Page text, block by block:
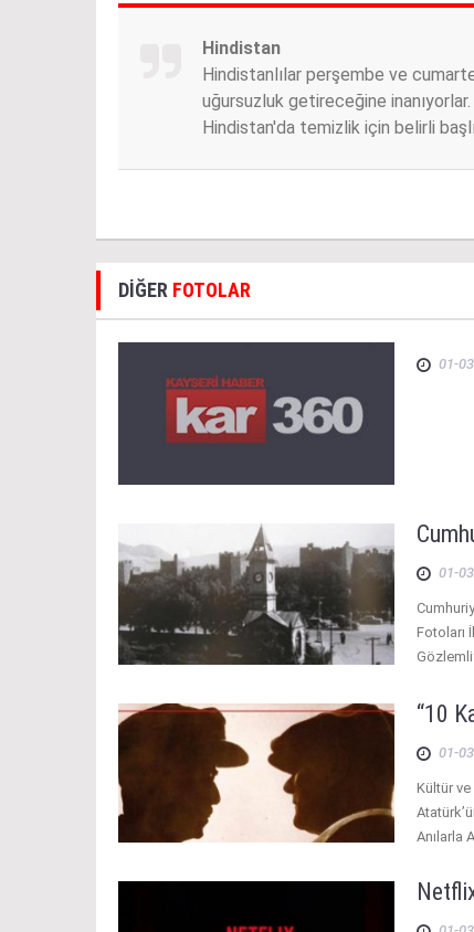
Hindistan
Hindistanlılar perşembe ve
uğursuzluk getireceğine inanıyorlar.
Hindistan'da temizlik için belirli
DİĞER FOTOLAR
01-
01-
Fotoları
“10
01-
Kültür ve
Anılarla